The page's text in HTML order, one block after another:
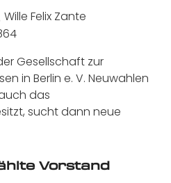
Wille Felix Zante
Gesellschaft zur
in Berlin e. V. Neuwahlen
das
sucht dann neue
Vorstand